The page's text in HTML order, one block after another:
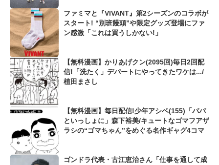
ファミマと『VIVANT』第2シーズンのコラボが
スタート! “別班饅頭”や限定グッズ登場にファ
ン感激「これは買うしかない!」
【無料漫画】かりあげクン(2095回)毎日2回配
信!「洗たく」デパートにやってきたワケは.../
植田まさし
【無料漫画】毎日配信!少年アシベ(155)「パパ
といっしょに」森下裕美/キュートなゴマフアザ
ラシの“ゴマちゃん”をめぐる名作ギャグ4コマ
ゴンドラ代表・古江恵治さん「仕事を通して成